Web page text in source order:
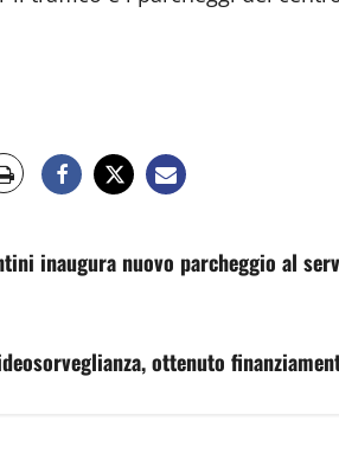
inaugura nuovo parcheggio al
ottenuto